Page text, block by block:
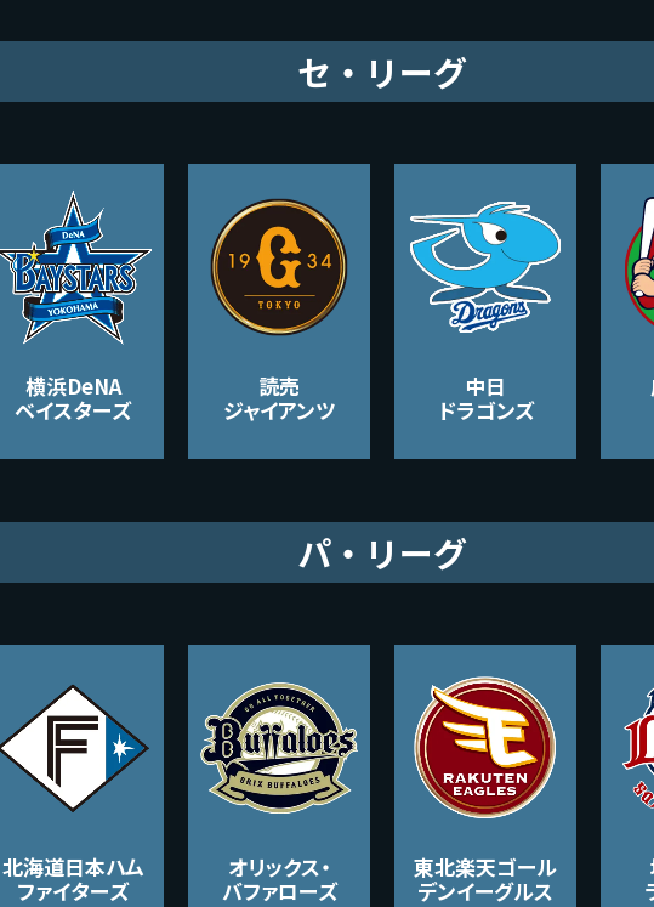
セ・リーグ
横浜DeNA
ベイスターズ
読売
ジャイアンツ
中日
ドラゴンズ
パ・リーグ
北海道日本ハム
ファイターズ
オリックス・
バファローズ
東北楽天ゴール
デンイーグルス